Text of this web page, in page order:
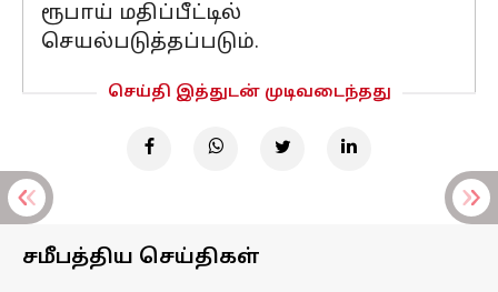
ரூபாய் மதிப்பீட்டில்
செயல்படுத்தப்படும்.
செய்தி இத்துடன் முடிவடைந்தது
சமீபத்திய செய்திகள்